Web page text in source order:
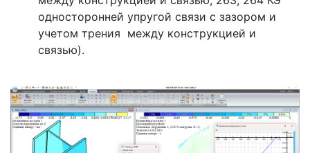
односторонней упругой связи с зазором и
учетом трения между конструкцией и
связью).